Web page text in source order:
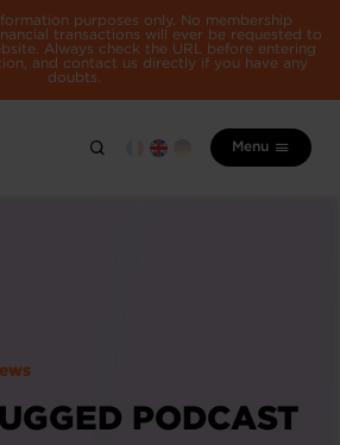
purposes only. No membership
transactions will ever be requested to
Always check the URL before entering
and contact us directly if you have any
doubts.
Menu
PODCAST